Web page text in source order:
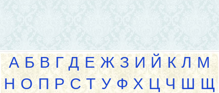
А Б В Г Д Е Ж З И Й К Л М
Н О П Р С Т У Ф Х Ц Ч Ш Щ